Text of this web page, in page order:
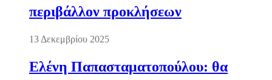
περιβάλλον προκλήσεων
13 Δεκεμβρίου 2025
Ελένη Παπασταματοπούλου: θα